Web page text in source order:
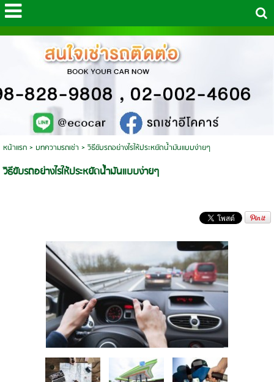
หน้าแรก> บทความรถเช่า > วิธีขับรถอย่างไรให้ประหยัดน้ำมันแบบง่ายๆ
วิธีขับรถอย่างไรให้ประหยัดน้ำมันแบบง่ายๆ